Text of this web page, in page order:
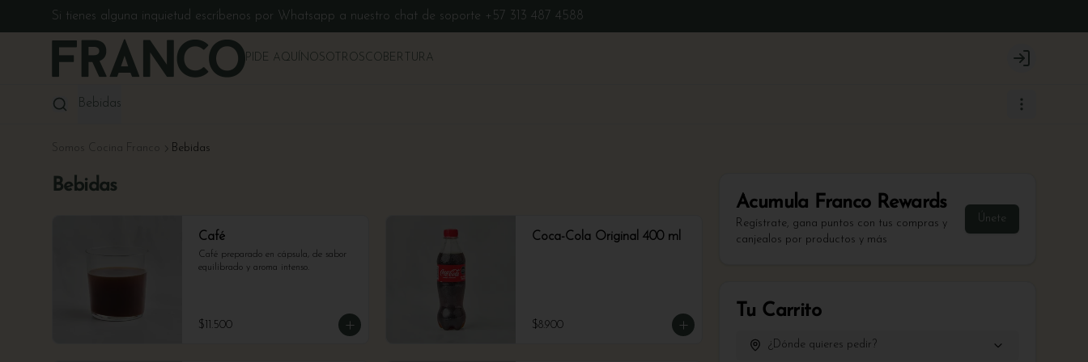
Si tienes alguna inquietud escríbenos por Whatsapp a nuestro chat de soporte +57 313 487 4588
PIDE AQUÍNOSOTROSCOBERTURA
Login
Bebidas
Somos Cocina Franco Bebidas
Bebidas
Café
Café preparado en cápsula, de sabor
equilibrado y aroma intenso.
$11.500
Coca-Cola Original 400 ml
$8.900
Acumula Franco Rewards
Regístrate, gana puntos con tus compras y
canjealos por productos y más
Únete
Tu Carrito
¿Dónde quieres pedir?